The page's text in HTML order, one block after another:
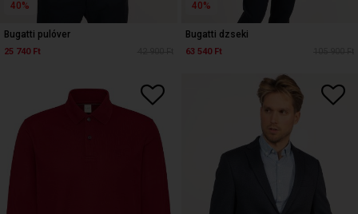
40%
Bugatti pulóver
25 740 Ft
40%
Bugatti dzseki
63 540 Ft